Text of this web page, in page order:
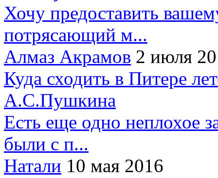
Хочу предоставить
потрясающий м...
Алмаз Акрамов 2 июля
Куда сходить в Питере
А.С.Пушкина
Есть еще одно неплохое
были с п...
Натали 10 мая 2016